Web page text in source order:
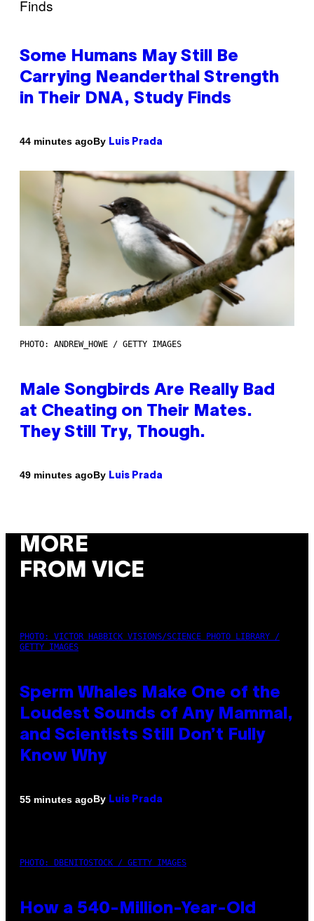
Some Humans May Still Be
Carrying Neanderthal Strength
in Their DNA, Study Finds
44 minutes agoBy Luis Prada
PHOTO: ANDREW_HOWE / GETTY IMAGES
Male Songbirds Are Really Bad
at Cheating on Their Mates.
They Still Try, Though.
49 minutes agoBy Luis Prada
MORE
FROM VICE
PHOTO: VICTOR HABBICK VISIONS/SCIENCE PHOTO LIBRARY /
GETTY IMAGES
Sperm Whales Make One of the
Loudest Sounds of Any Mammal,
and Scientists Still Don’t Fully
Know Why
55 minutes agoBy Luis Prada
PHOTO: DBENITOSTOCK / GETTY IMAGES
How a 540-Million-Year-Old